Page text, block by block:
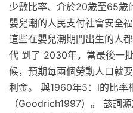
少數比率、介於20歲至65歲
嬰兒潮的人民支付社會安全
這些在嬰兒潮期間出生的人
代 到了 2030年，當最後一
候，預期每兩個勞動人口就
利金。 與1960年5：l的比率
（Goodrich1997）。 該詞